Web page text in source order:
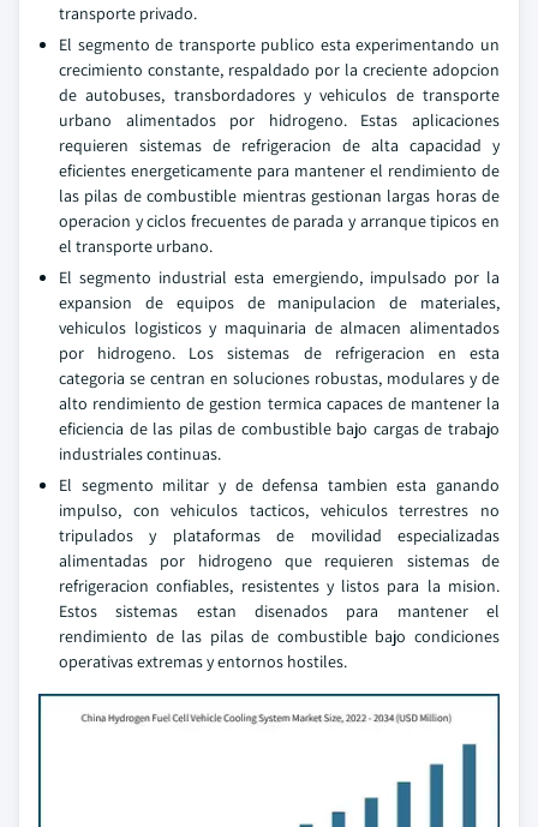
transporte privado.
El segmento de transporte publico esta experimentando un
crecimiento constante, respaldado por la creciente adopcion
de autobuses, transbordadores y vehiculos de transporte
urbano alimentados por hidrogeno. Estas aplicaciones
requieren sistemas de refrigeracion de alta capacidad y
eficientes energeticamente para mantener el rendimiento de
las pilas de combustible mientras gestionan largas horas de
operacion y ciclos frecuentes de parada y arranque tipicos en
el transporte urbano.
El segmento industrial esta emergiendo, impulsado por la
expansion de equipos de manipulacion de materiales,
vehiculos logisticos y maquinaria de almacen alimentados
por hidrogeno. Los sistemas de refrigeracion en esta
categoria se centran en soluciones robustas, modulares y de
alto rendimiento de gestion termica capaces de mantener la
eficiencia de las pilas de combustible bajo cargas de trabajo
industriales continuas.
El segmento militar y de defensa tambien esta ganando
impulso, con vehiculos tacticos, vehiculos terrestres no
tripulados y plataformas de movilidad especializadas
alimentadas por hidrogeno que requieren sistemas de
refrigeracion confiables, resistentes y listos para la mision.
Estos sistemas estan disenados para mantener el
rendimiento de las pilas de combustible bajo condiciones
operativas extremas y entornos hostiles.